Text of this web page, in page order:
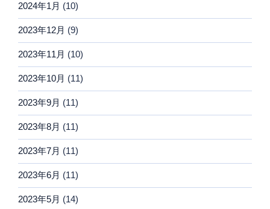
2024年1月 (10)
2023年12月 (9)
2023年11月 (10)
2023年10月 (11)
2023年9月 (11)
2023年8月 (11)
2023年7月 (11)
2023年6月 (11)
2023年5月 (14)